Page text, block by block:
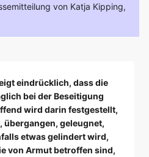
von Katja Kipping,
eindrücklich, dass die
bei der Beseitigung
wird darin festgestellt,
übergangen, geleugnet,
etwas gelindert wird,
von Armut betroffen sind,